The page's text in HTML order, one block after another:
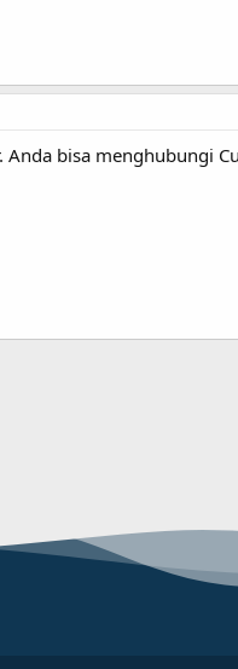
bisa menghubungi